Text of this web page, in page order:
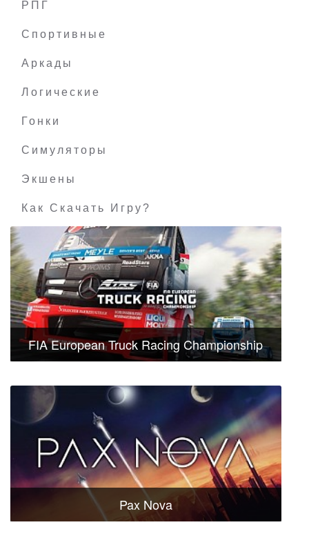
РПГ
Спортивные
Аркады
Логические
Гонки
Симуляторы
Экшены
Как Скачать Игру?
FIA European Truck Racing Championship
Pax Nova